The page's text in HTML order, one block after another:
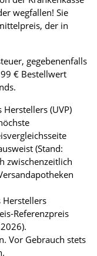
wegfallen! Sie
der in
gegebenenfalls
€ Bestellwert
(UVP)
(Stand:
zwischenzeitlich
Herstellers
Referenzpreis
Vor Gebrauch stets